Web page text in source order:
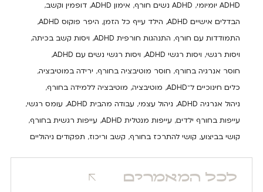
ADHD יומיומי , ADHD נשים חורף , אימון ADHD , דופמין וקשב,
הבדלים אישיים ADHD , הילד עייף כל הזמן, היפר פוקוס ADHD ,
התמודדות עם חורף, התנהגות חורפית ADHD , ויסות קשב בכיתה,
ויסות רגשי, ויסות רגשי ADHD , ויסות רגשי נשים עם ADHD ,
חוסר אנרגיה בחורף, חוסר מוטיבציה בחורף, ירידה במוטיבציה,
כלים חינוכיים ל־ADHD , מוטיבציה, מוטיבציה ללמידה בחורף,
ניהול אנרגיה ADHD , ניהול עצמי, עבודה מהבית ADHD , עומס רגשי,
עייפות בחורף ילדים, עייפות מנטלית ADHD , עייפות רגשית בחורף,
קושי בביצוע, קושי להתרכז בחורף, קשב וריכוז, תפקודים ניהוליים
לכל המאמרים